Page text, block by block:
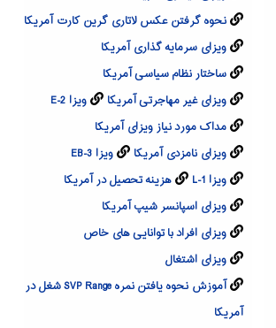
نحوه گرفتن عکس لاتاری گرین کارت آمریکا
ویزای سرمایه گذاری آمریکا
ساختار نظام سیاسی آمریکا
ویزای غیر مهاجرتی آمریکا
ویزا E-2
مداک مورد نیاز ویزای آمریکا
ویزای نامزدی آمریکا
ویزا EB-3
ویزا L-1
هزینه تحصیل در آمریکا
ویزای اسپانسر شیپ آمریکا
ویزای افراد با توانایی های خاص
ویزای اشتغال
آموزش نحوه یافتن نمره SVP Range شغل در
آمریکا